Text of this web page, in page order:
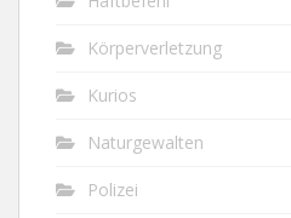
Körperverletzung
Kurios
Naturgewalten
Polizei